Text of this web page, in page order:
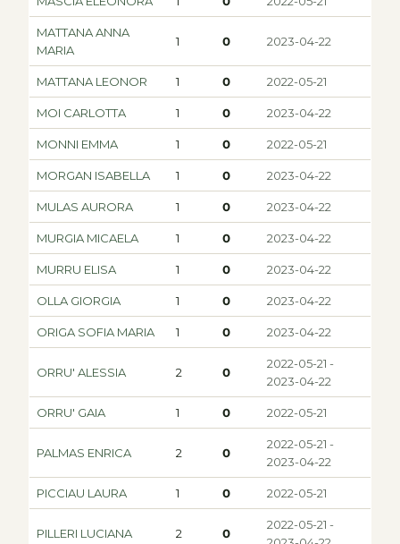
MATTANA ANNA
MARIA
1 0 2023-04-22
MATTANA LEONOR 1 0 2022-05-21
MOI CARLOTTA 1 0 2023-04-22
MONNI EMMA 1 0 2022-05-21
MORGAN ISABELLA 1 0 2023-04-22
MULAS AURORA 1 0 2023-04-22
MURGIA MICAELA 1 0 2023-04-22
MURRU ELISA 1 0 2023-04-22
OLLA GIORGIA 1 0 2023-04-22
ORIGA SOFIA MARIA 1 0 2023-04-22
ORRU' ALESSIA 2 0
2022-05-21 -
2023-04-22
ORRU' GAIA 1 0 2022-05-21
PALMAS ENRICA 2 0
2022-05-21 -
2023-04-22
PICCIAU LAURA 1 0 2022-05-21
PILLERI LUCIANA 2 0
2022-05-21 -